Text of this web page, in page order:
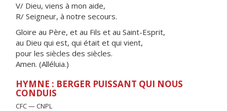
V/ Dieu, viens à mon aide,
R/ Seigneur, à notre secours.
Gloire au Père, et au Fils et au Saint-Esprit,
au Dieu qui est, qui était et qui vient,
pour les siècles des siècles.
Amen. (Alléluia.)
HYMNE : BERGER PUISSANT QUI NOUS
CONDUIS
CFC — CNPL